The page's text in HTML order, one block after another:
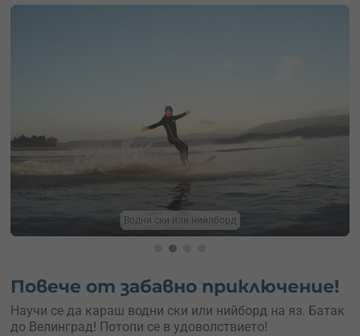
Водни ски Батак
Повече от забавно приключение!
Научи се да караш водни ски или нийборд на яз. Батак
до Велинград! Потопи се в удоволствието!